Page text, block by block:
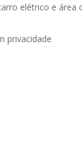
elétrico e área
privacidade